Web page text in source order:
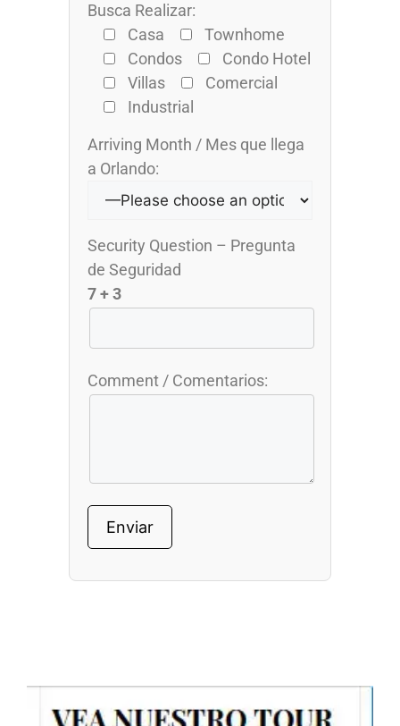
Busca Realizar:
Casa
Townhome
Condos
Condo Hotel
Villas
Comercial
Industrial
Arriving Month / Mes que llega
a Orlando:
Security Question – Pregunta
de Seguridad
7 + 3
Comment / Comentarios: